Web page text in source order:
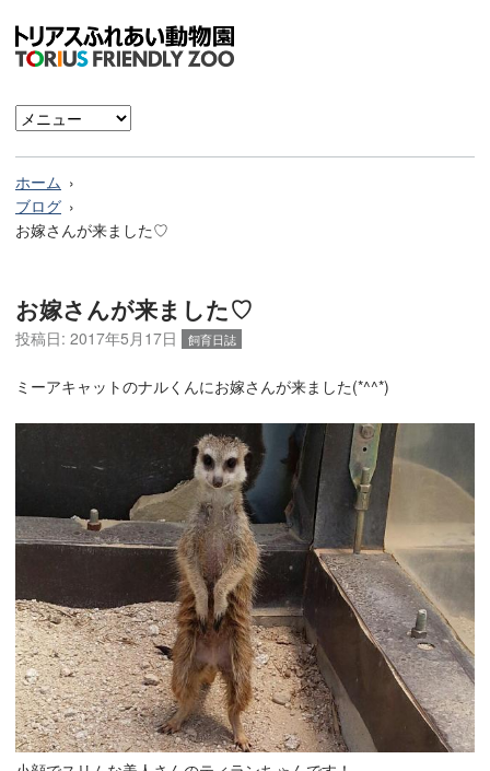
ホーム
ブログ
お嫁さんが来ました♡
お嫁さんが来ました♡
投稿日: 2017年5月17日 飼育日誌
ミーアキャットのナルくんにお嫁さんが来ました(*^^*)